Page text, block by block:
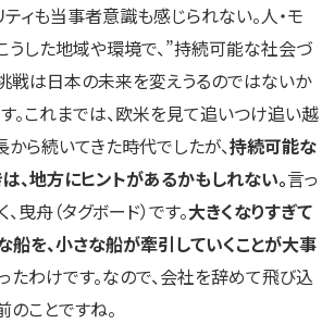
ィも当事者意識も感じられない。人・モ
うした地域や環境で、”持続可能な社会づ
戦は日本の未来を変えうるのではないか
。これまでは、欧米を見て追いつけ追い越
ら続いてきた時代でしたが、持続可能な
、地方にヒントがあるかもしれない。言っ
曳舟（タグボード）です。大きくなりすぎて
船を、小さな船が牽引していくことが大事
たわけです。なので、会社を辞めて飛び込
ことですね。